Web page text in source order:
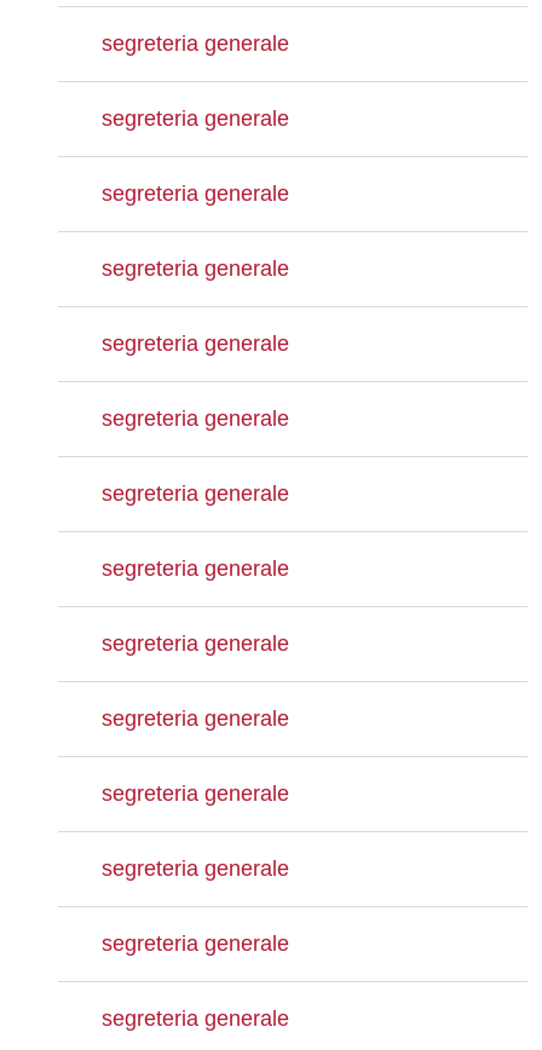
segreteria generale
segreteria generale
segreteria generale
segreteria generale
segreteria generale
segreteria generale
segreteria generale
segreteria generale
segreteria generale
segreteria generale
segreteria generale
segreteria generale
segreteria generale
segreteria generale